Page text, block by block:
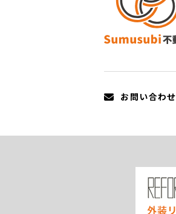
お問い合わせ